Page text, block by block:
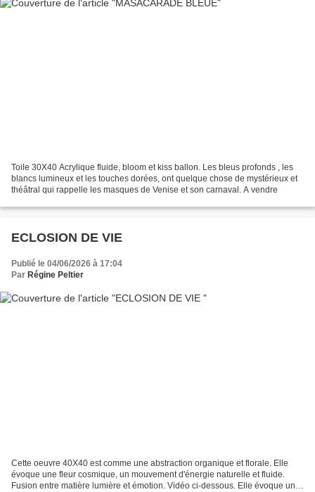
Toile 30X40 Acrylique fluide, bloom et kiss ballon. Les bleus profonds , les
blancs lumineux et les touches dorées, ont quelque chose de mystérieux et
théâtral qui rappelle les masques de Venise et son carnaval. A vendre
ECLOSION DE VIE
Publié le 04/06/2026 à 17:04
Par Régine Peltier
Cette oeuvre 40X40 est comme une abstraction organique et florale. Elle
évoque une fleur cosmique, un mouvement d'énergie naturelle et fluide.
Fusion entre matière lumière et émotion. Vidéo ci-dessous. Elle évoque une